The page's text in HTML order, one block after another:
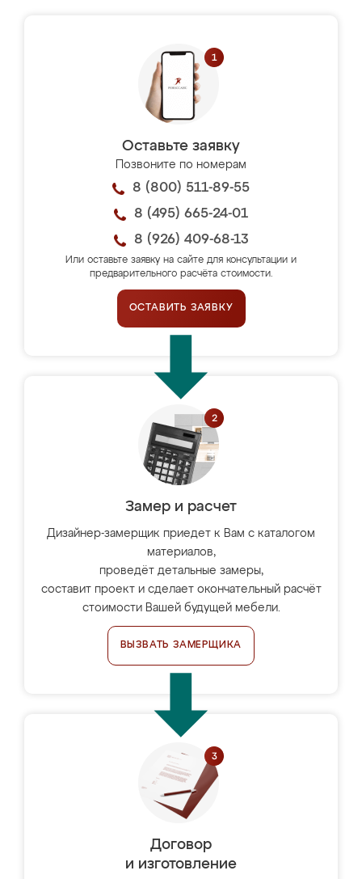
Оставьте заявку
Позвоните по номерам
8 (800) 511-89-55
8 (495) 665-24-01
8 (926) 409-68-13
Или оставьте заявку на сайте для консультации и
предварительного расчёта стоимости.
ОСТАВИТЬ ЗАЯВКУ
Замер и расчет
Дизайнер-замерщик приедет к Вам с каталогом
материалов,
проведёт детальные замеры,
составит проект и сделает окончательный расчёт
стоимости Вашей будущей мебели.
ВЫЗВАТЬ ЗАМЕРЩИКА
Договор
и изготовление